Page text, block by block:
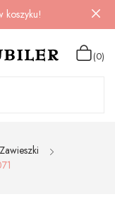
koszyku!
(0)
Zawieszki